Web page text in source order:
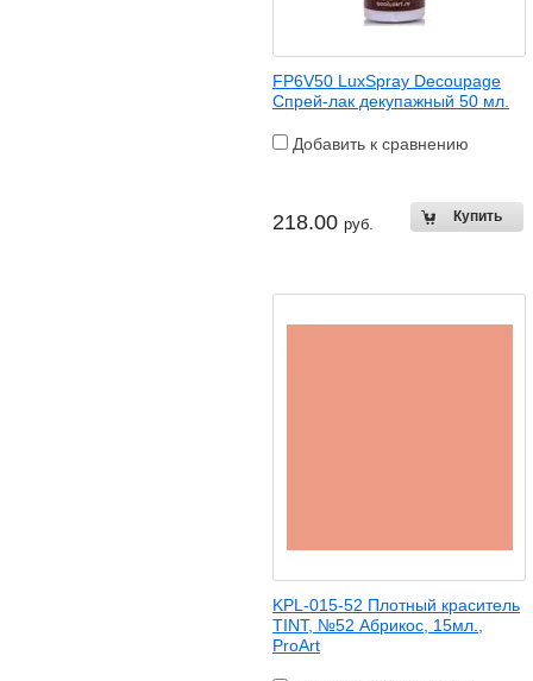
FP6V50 LuxSpray Decoupage
Спрей-лак декупажный 50 мл.
Добавить к сравнению
218.00 руб.
KPL-015-52 Плотный краситель
TINT, №52 Абрикос, 15мл.,
ProArt